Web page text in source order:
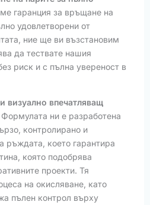
гаранция за връщане на
удовлетворени от
ние ще ви възстановим
да тествате нашия
риск и с пълна увереност в
визуално впечатляващ
Формулата ни е разработена
контролирано и
ръждата, което гарантира
която подобрява
проекти. Тя
на окисляване, като
пълен контрол върху